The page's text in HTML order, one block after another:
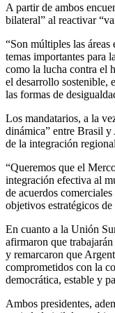
A partir de ambos
bilateral” al reactivar
“Son múltiples las
temas importantes para
como la lucha contra el
el desarrollo sostenible,
las formas de
Los mandatarios, a la
dinámica” entre Brasil y
de la integración
“Queremos que el
integración efectiva al
de acuerdos
objetivos estratégicos
En cuanto a la Unión
afirmaron que
y remarcaron que
comprometidos con la
democrática, estable y
Ambos presidentes,